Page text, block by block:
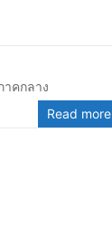
าคกลาง
Read more